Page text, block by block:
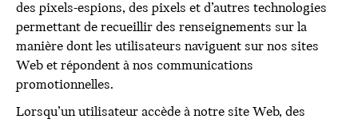
des pixels-espions, des pixels et d’autres technologies
permettant de recueillir des renseignements sur la
manière dont les utilisateurs naviguent sur nos sites
Web et répondent à nos communications
promotionnelles.
Lorsqu’un utilisateur accède à notre site Web, des